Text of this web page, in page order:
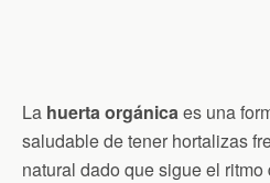
La huerta orgánicaes una
saludable de tener hortalizas
natural dado que sigue el